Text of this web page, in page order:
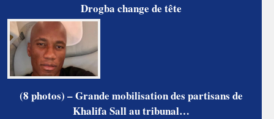
Drogba change de tête
(8 photos) – Grande mobilisation des partisans de
Khalifa Sall au tribunal…